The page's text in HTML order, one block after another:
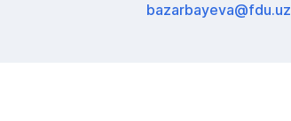
bazarbayeva@fdu.uz